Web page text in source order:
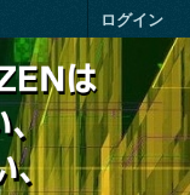
ログイン